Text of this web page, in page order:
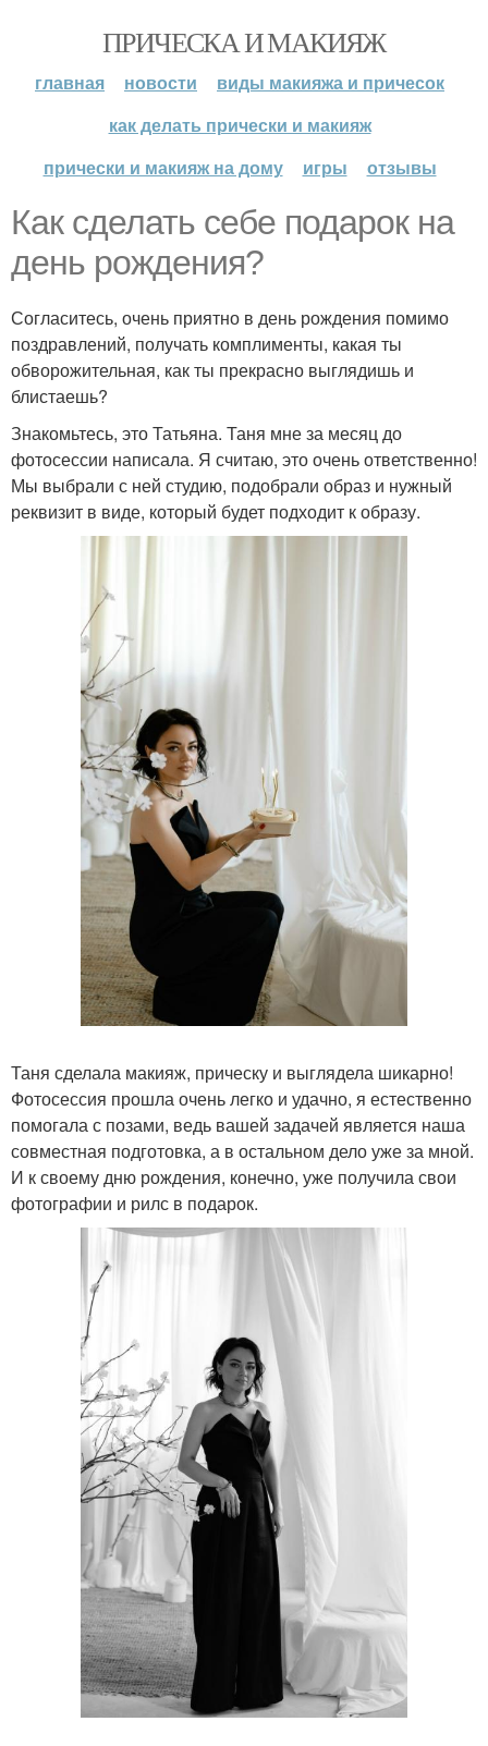
ПРИЧЕСКА И МАКИЯЖ
главная новости
виды макияжа и причесок
как делать прически и макияж
прически и макияж на дому
игры отзывы
Как сделать себе подарок на
день рождения?
Согласитесь, очень приятно в день рождения помимо
поздравлений, получать комплименты, какая ты
обворожительная, как ты прекрасно выглядишь и
блистаешь?
Знакомьтесь, это Татьяна. Таня мне за месяц до
фотосессии написала. Я считаю, это очень ответственно!
Мы выбрали с ней студию, подобрали образ и нужный
реквизит в виде, который будет подходит к образу.
Таня сделала макияж, прическу и выглядела шикарно!
Фотосессия прошла очень легко и удачно, я естественно
помогала с позами, ведь вашей задачей является наша
совместная подготовка, а в остальном дело уже за мной.
И к своему дню рождения, конечно, уже получила свои
фотографии и рилс в подарок.